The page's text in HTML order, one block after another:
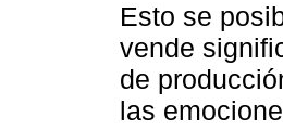
Esto se
vende
de
las